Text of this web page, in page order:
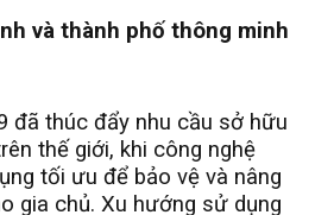
và thành phố thông minh
đã thúc đẩy nhu cầu sở hữu
thế giới, khi công nghệ
tối ưu để bảo vệ và nâng
gia chủ. Xu hướng sử dụng